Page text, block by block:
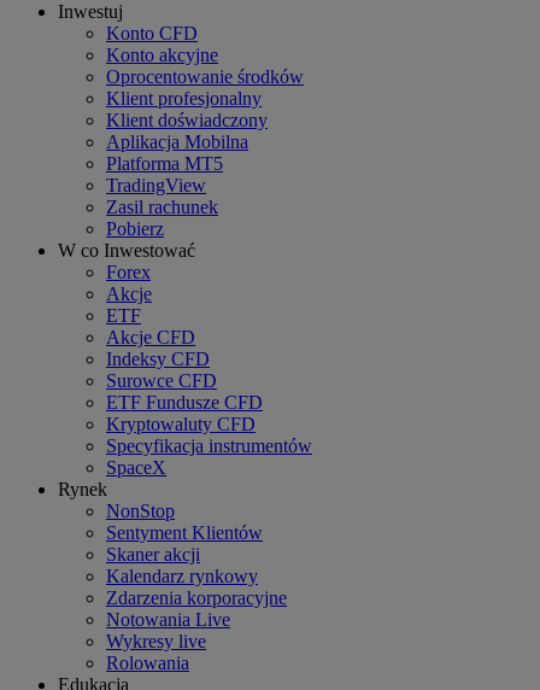
Inwestuj
Konto CFD
Konto akcyjne
Oprocentowanie środków
Klient profesjonalny
Klient doświadczony
Aplikacja Mobilna
Platforma MT5
TradingView
Zasil rachunek
Pobierz
W co Inwestować
Forex
Akcje
ETF
Akcje CFD
Indeksy CFD
Surowce CFD
ETF Fundusze CFD
Kryptowaluty CFD
Specyfikacja instrumentów
SpaceX
Rynek
NonStop
Sentyment Klientów
Skaner akcji
Kalendarz rynkowy
Zdarzenia korporacyjne
Notowania Live
Wykresy live
Rolowania
Edukacja